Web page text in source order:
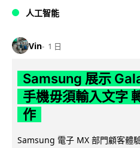
人工智能
Vin 1 日
Samsung 展示
手機毋須輸入文字
作
Samsung 電子 MX 部門顧客體